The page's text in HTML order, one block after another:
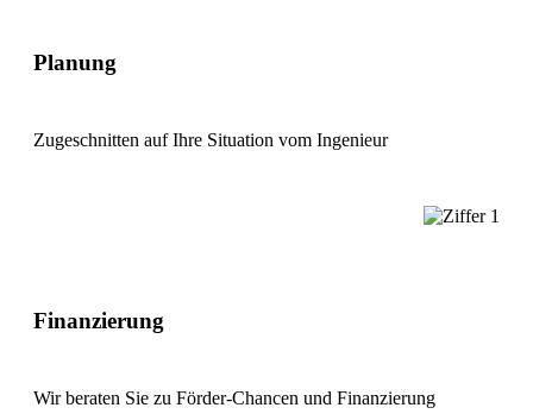
Planung
Zugeschnitten auf Ihre Situation vom Ingenieur
Finanzierung
Wir beraten Sie zu Förder-Chancen und Finanzierung